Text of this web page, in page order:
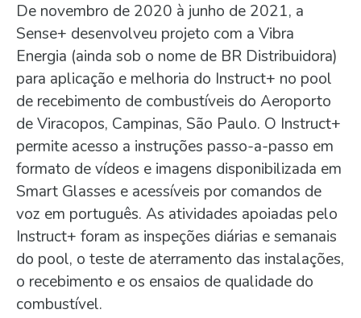
De novembro de 2020 à junho de 2021, a
Sense+ desenvolveu projeto com a Vibra
Energia (ainda sob o nome de BR Distribuidora)
para aplicação e melhoria do Instruct+ no pool
de recebimento de combustíveis do Aeroporto
de Viracopos, Campinas, São Paulo. O Instruct+
permite acesso a instruções passo-a-passo em
formato de vídeos e imagens disponibilizada em
Smart Glasses e acessíveis por comandos de
voz em português. As atividades apoiadas pelo
Instruct+ foram as inspeções diárias e semanais
do pool, o teste de aterramento das instalações,
o recebimento e os ensaios de qualidade do
combustível.